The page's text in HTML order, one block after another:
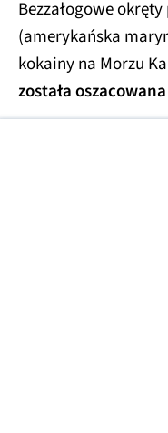
Bezzałogowe
(amerykańska
kokainy na Morzu
została